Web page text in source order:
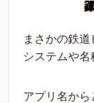
まさかの鉄道
システムや
アプリ名から